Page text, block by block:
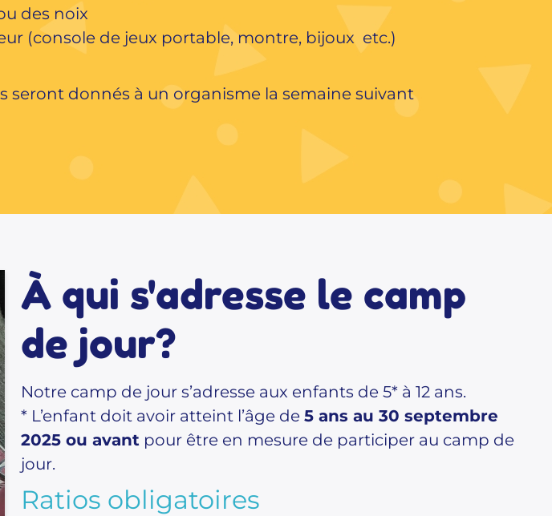
des noix
(console de jeux portable, montre, bijoux etc.)
seront donnés à un organisme la semaine suivant
À qui s'adresse le camp
de jour?
Notre camp de jour s’adresse aux enfants de 5* à 12 ans.
* L’enfant doit avoir atteint l’âge de 5 ans au 30 septembre
2025 ou avant pour être en mesure de participer au camp de
jour.
Ratios obligatoires